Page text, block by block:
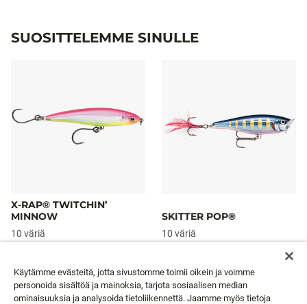
SUOSITTELEMME SINULLE
X-RAP® TWITCHIN’
MINNOW
10 väriä
SKITTER POP®
10 väriä
Käytämme evästeitä, jotta sivustomme toimii oikein ja voimme
personoida sisältöä ja mainoksia, tarjota sosiaalisen median
ominaisuuksia ja analysoida tietoliikennettä. Jaamme myös tietoja